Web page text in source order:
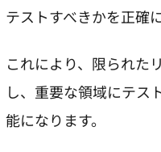
テストすべきかを正確
これにより、限られた
し、重要な領域にテス
能になります。